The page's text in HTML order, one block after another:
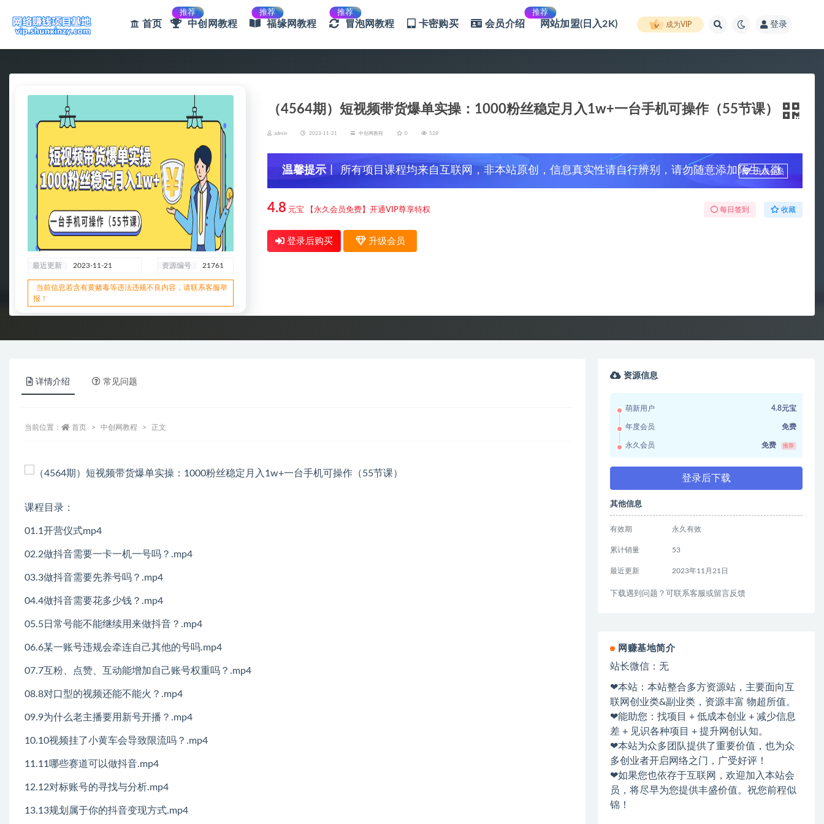
首页
推荐
中创网教程
推荐
福缘网教程
推荐
冒泡网教程 卡密购买 会员介绍
推荐
网站加盟(日入2K) 成为VIP 登录
最近更新 2023-11-21 资源编号 21761
当前信息若含有黄赌毒等违法违规不良内容，请联系客服举
报！
（4564期）短视频带货爆单实操：1000粉丝稳定月入1w+一台手机可操作（55节课）
admin 2023-11-21 中创网教程 0 528
温馨提示 丨 所有项目课程均来自互联网，非本站原创，信息真实性请自行辨别，请勿随意添加陌生人微
信，谨防上当受骗！
升级会员
4.8 元宝 【永久会员免费】开通VIP尊享特权 每日签到 收藏
登录后购买 升级会员
详情介绍 常见问题
当前位置： 首页 中创网教程 正文
课程目录：
01.1开营仪式mp4
02.2做抖音需要一卡一机一号吗？.mp4
03.3做抖音需要先养号吗？.mp4
04.4做抖音需要花多少钱？.mp4
05.5日常号能不能继续用来做抖音？.mp4
06.6某一账号违规会牵连自己其他的号吗.mp4
07.7互粉、点赞、互动能增加自己账号权重吗？.mp4
08.8对口型的视频还能不能火？.mp4
09.9为什么老主播要用新号开播？.mp4
10.10视频挂了小黄车会导致限流吗？.mp4
11.11哪些赛道可以做抖音.mp4
12.12对标账号的寻找与分析.mp4
13.13规划属于你的抖音变现方式.mp4
资源信息
萌新用户 4.8元宝
年度会员 免费
永久会员 免费 推荐
登录后下载
其他信息
有效期 永久有效
累计销量 53
最近更新 2023年11月21日
下载遇到问题？可联系客服或留言反馈
网赚基地简介
站长微信：无
❤本站：本站整合多方资源站，主要面向互
联网创业类&副业类，资源丰富 物超所值。
❤能助您：找项目 + 低成本创业 + 减少信息
差 + 见识各种项目 + 提升网创认知。
❤本站为众多团队提供了重要价值，也为众
多创业者开启网络之门，广受好评！
❤如果您也依存于互联网，欢迎加入本站会
员，将尽早为您提供丰盛价值。祝您前程似
锦！